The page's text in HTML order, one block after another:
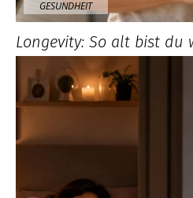
GESUNDHEIT
Longevity: So alt bist du